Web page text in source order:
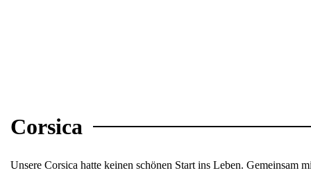
Corsica
Unsere Corsica hatte keinen schönen Start ins Leben. Gemeinsam